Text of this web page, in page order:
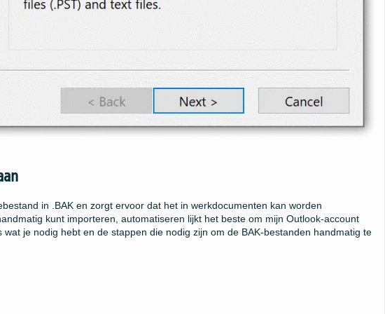
in .BAK en zorgt ervoor dat het in werkdocumenten kan worden
kunt importeren, automatiseren lijkt het beste om mijn Outlook-account
je nodig hebt en de stappen die nodig zijn om de BAK-bestanden handmatig te